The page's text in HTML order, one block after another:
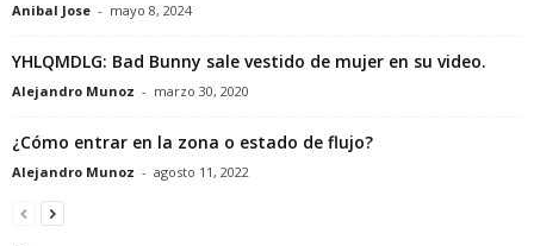
Anibal Jose - mayo 8, 2024
YHLQMDLG: Bad Bunny sale vestido de mujer en su video.
Alejandro Munoz - marzo 30, 2020
¿Cómo entrar en la zona o estado de flujo?
Alejandro Munoz - agosto 11, 2022